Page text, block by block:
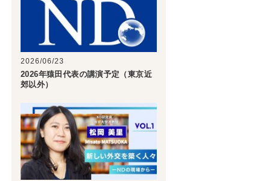
2026/06/23
2026年猿田代表の講演予定（東京近
郊以外）